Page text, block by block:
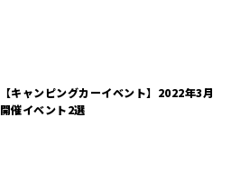
【キャンピングカーイベント】2022年3月
開催イベント2選